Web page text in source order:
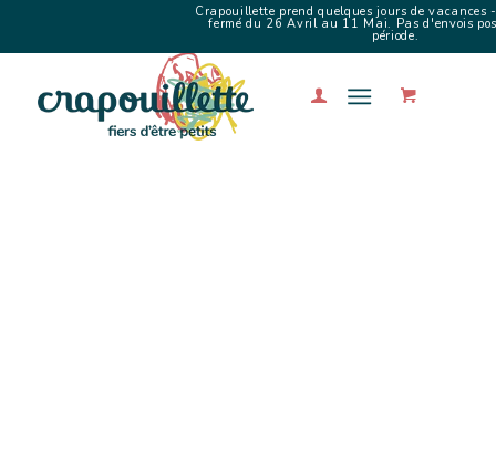
Crapouillette prend quelques jours de vacances
fermé du 26 Avril au 11 Mai. Pas d'envois
période.